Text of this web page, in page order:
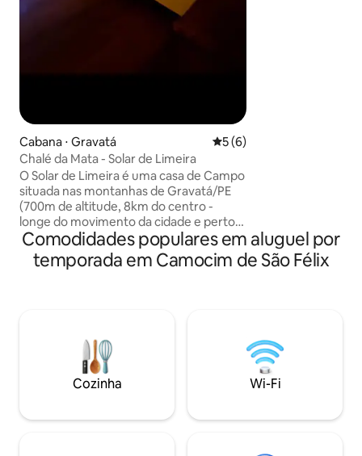
Cabana ⋅ Gravatá 5 de uma avaliação média
5 (6)
Chalé da Mata - Solar de Limeira
O Solar de Limeira é uma casa de Campo
situada nas montanhas de Gravatá/PE
(700m de altitude, 8km do centro -
longe do movimento da cidade e perto
do clima ameno da montanha). Somos o
destino perfeito para o amante do vinho,
café e livros, ou para os que buscam o
Estamos na fase de "soft open" onde o
paisagismo e mini mercado estão sendo
implementados.
Comodidades populares em aluguel por
temporada em Camocim de São Félix
Cozinha Wi-Fi